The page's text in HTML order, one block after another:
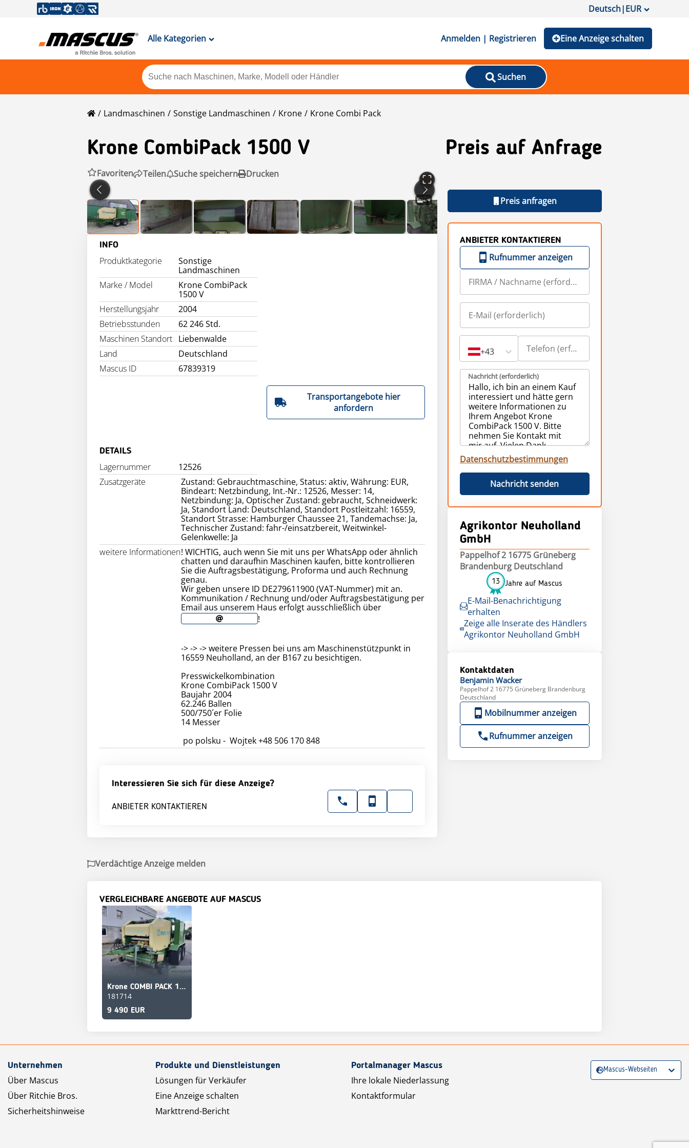
Deutsch|EUR
Alle Kategorien Anmelden | Registrieren Eine Anzeige schalten
Suchen
Landmaschinen Sonstige Landmaschinen Krone Krone Combi Pack
Krone CombiPack 1500 V Preis auf Anfrage
Favoriten Teilen Suche speichern Drucken
24
INFO
Produktkategorie
Sonstige
Landmaschinen
Marke / Model
Krone CombiPack
1500 V
Herstellungsjahr
2004
Betriebsstunden
62 246 Std.
Maschinen Standort Liebenwalde
Land
Deutschland
Mascus ID
67839319
Transportangebote hier
anfordern
DETAILS
Lagernummer
12526
Zusatzgeräte
Zustand: Gebrauchtmaschine, Status: aktiv, Währung: EUR,
Bindeart: Netzbindung, Int.-Nr.: 12526, Messer: 14,
Netzbindung: Ja, Optischer Zustand: gebraucht, Schneidwerk:
Ja, Standort Land: Deutschland, Standort Postleitzahl: 16559,
Standort Strasse: Hamburger Chaussee 21, Tandemachse: Ja,
Technischer Zustand: fahr-/einsatzbereit, Weitwinkel-
Gelenkwelle: Ja
weitere Informationen! WICHTIG, auch wenn Sie mit uns per WhatsApp oder ähnlich
chatten und daraufhin Maschinen kaufen, bitte kontrollieren
Sie die Auftragsbestätigung, Proforma und auch Rechnung
genau.
Wir geben unsere ID DE279611900 (VAT-Nummer) mit an.
Kommunikation / Rechnung und/oder Auftragsbestätigung per
Email aus unserem Haus erfolgt ausschließlich über
!
-> -> -> weitere Pressen bei uns am Maschinenstützpunkt in
16559 Neuholland, an der B167 zu besichtigen.
Presswickelkombination
Krone CombiPack 1500 V
Baujahr 2004
62.246 Ballen
500/750´er Folie
14 Messer
po polsku - Wojtek +48 506 170 848
Interessieren Sie sich für diese Anzeige?
ANBIETER KONTAKTIEREN
Preis anfragen
ANBIETER KONTAKTIEREN
Rufnummer anzeigen
+43
Nachricht (erforderlich)
Datenschutzbestimmungen
Nachricht senden
Agrikontor Neuholland
GmbH
Pappelhof 2 16775 Grüneberg
Brandenburg Deutschland
13 Jahre auf Mascus
E-Mail-Benachrichtigung
erhalten
Zeige alle Inserate des Händlers
Agrikontor Neuholland GmbH
Kontaktdaten
Benjamin Wacker
Pappelhof 2 16775 Grüneberg Brandenburg
Deutschland
Mobilnummer anzeigen
Rufnummer anzeigen
Verdächtige Anzeige melden
VERGLEICHBARE ANGEBOTE AUF MASCUS
Krone COMBI PACK 1500
181714
9 490 EUR
Unternehmen
Über Mascus
Über Ritchie Bros.
Sicherheitshinweise
Produkte und Dienstleistungen
Lösungen für Verkäufer
Eine Anzeige schalten
Markttrend-Bericht
Portalmanager Mascus
Ihre lokale Niederlassung
Kontaktformular
Mascus-Webseiten